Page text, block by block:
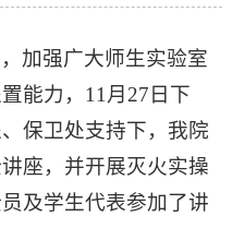
加强广大师生实验室
能力，11月27日下
保卫处支持下，我院
座，并开展灭火实操
及学生代表参加了讲